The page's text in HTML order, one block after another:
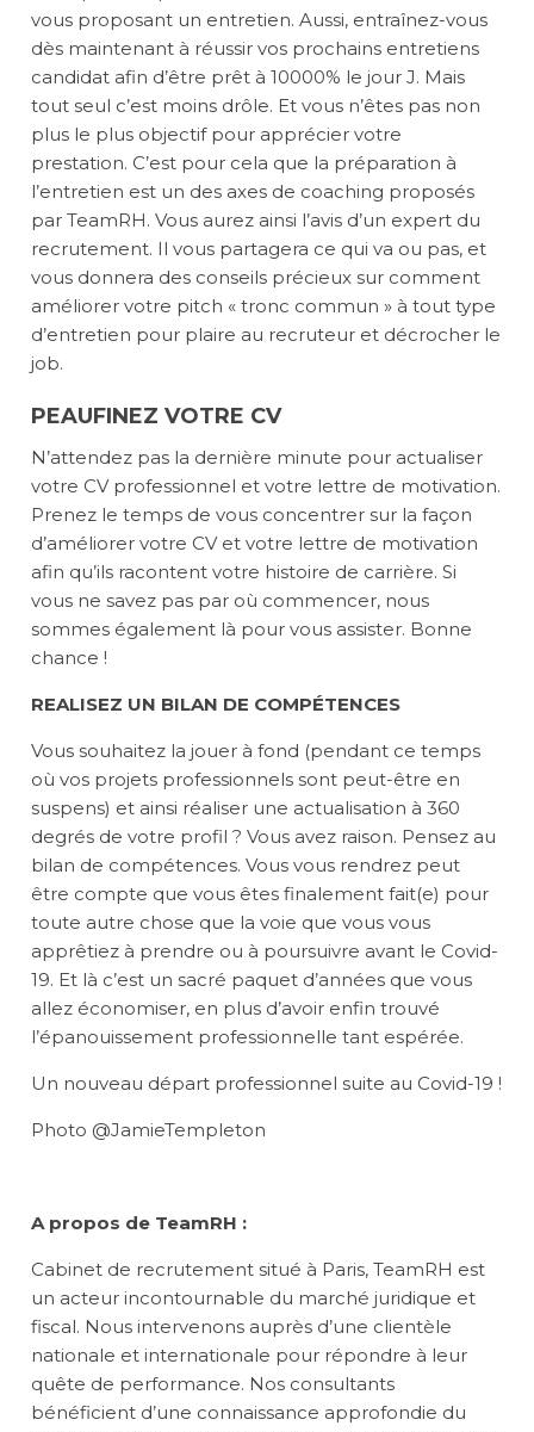
vous proposant un entretien. Aussi, entraînez-vous
dès maintenant à réussir vos prochains entretiens
candidat afin d’être prêt à 10000% le jour J. Mais
tout seul c’est moins drôle. Et vous n’êtes pas non
plus le plus objectif pour apprécier votre
prestation. C’est pour cela que la préparation à
l’entretien est un des axes de coaching proposés
par TeamRH. Vous aurez ainsi l’avis d’un expert du
recrutement. Il vous partagera ce qui va ou pas, et
vous donnera des conseils précieux sur comment
améliorer votre pitch « tronc commun » à tout type
d’entretien pour plaire au recruteur et décrocher le
job.
PEAUFINEZ VOTRE CV
N’attendez pas la dernière minute pour actualiser
votre CV professionnel et votre lettre de motivation.
Prenez le temps de vous concentrer sur la façon
d’améliorer votre CV et votre lettre de motivation
afin qu’ils racontent votre histoire de carrière. Si
vous ne savez pas par où commencer, nous
sommes également là pour vous assister. Bonne
chance !
REALISEZ UN BILAN DE COMPÉTENCES
Vous souhaitez la jouer à fond (pendant ce temps
où vos projets professionnels sont peut-être en
suspens) et ainsi réaliser une actualisation à 360
degrés de votre profil ? Vous avez raison. Pensez au
bilan de compétences. Vous vous rendrez peut
être compte que vous êtes finalement fait(e) pour
toute autre chose que la voie que vous vous
apprêtiez à prendre ou à poursuivre avant le Covid-
19. Et là c’est un sacré paquet d’années que vous
allez économiser, en plus d’avoir enfin trouvé
l’épanouissement professionnelle tant espérée.
Un nouveau départ professionnel suite au Covid-19 !
Photo @JamieTempleton
A propos de TeamRH :
Cabinet de recrutement situé à Paris,TeamRH est
un acteur incontournable du marché juridique et
fiscal. Nous intervenons auprès d’une clientèle
nationale et internationale pour répondre à leur
quête de performance. Nos consultants
bénéficient d’une connaissance approfondie du